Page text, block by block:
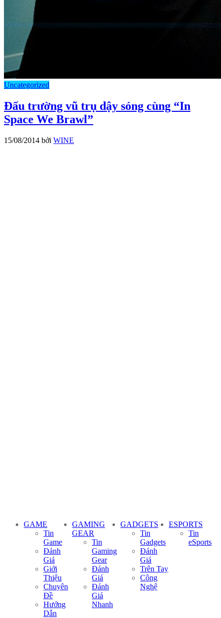
Uncategorized
Đấu trường vũ trụ dậy sóng cùng “In
Space We Brawl”
15/08/2014 bởi WINE
GAME
Tin
Game
Đánh
Giá
Giới
Thiệu
Chuyên
Đề
Hướng
Dẫn
GAMING
GEAR
Tin
Gaming
Gear
Đánh
Giá
Đánh
Giá
Nhanh
GADGETS
Tin
Gadgets
Đánh
Giá
Trên Tay
Công
Nghệ
ESPORTS
Tin
eSports